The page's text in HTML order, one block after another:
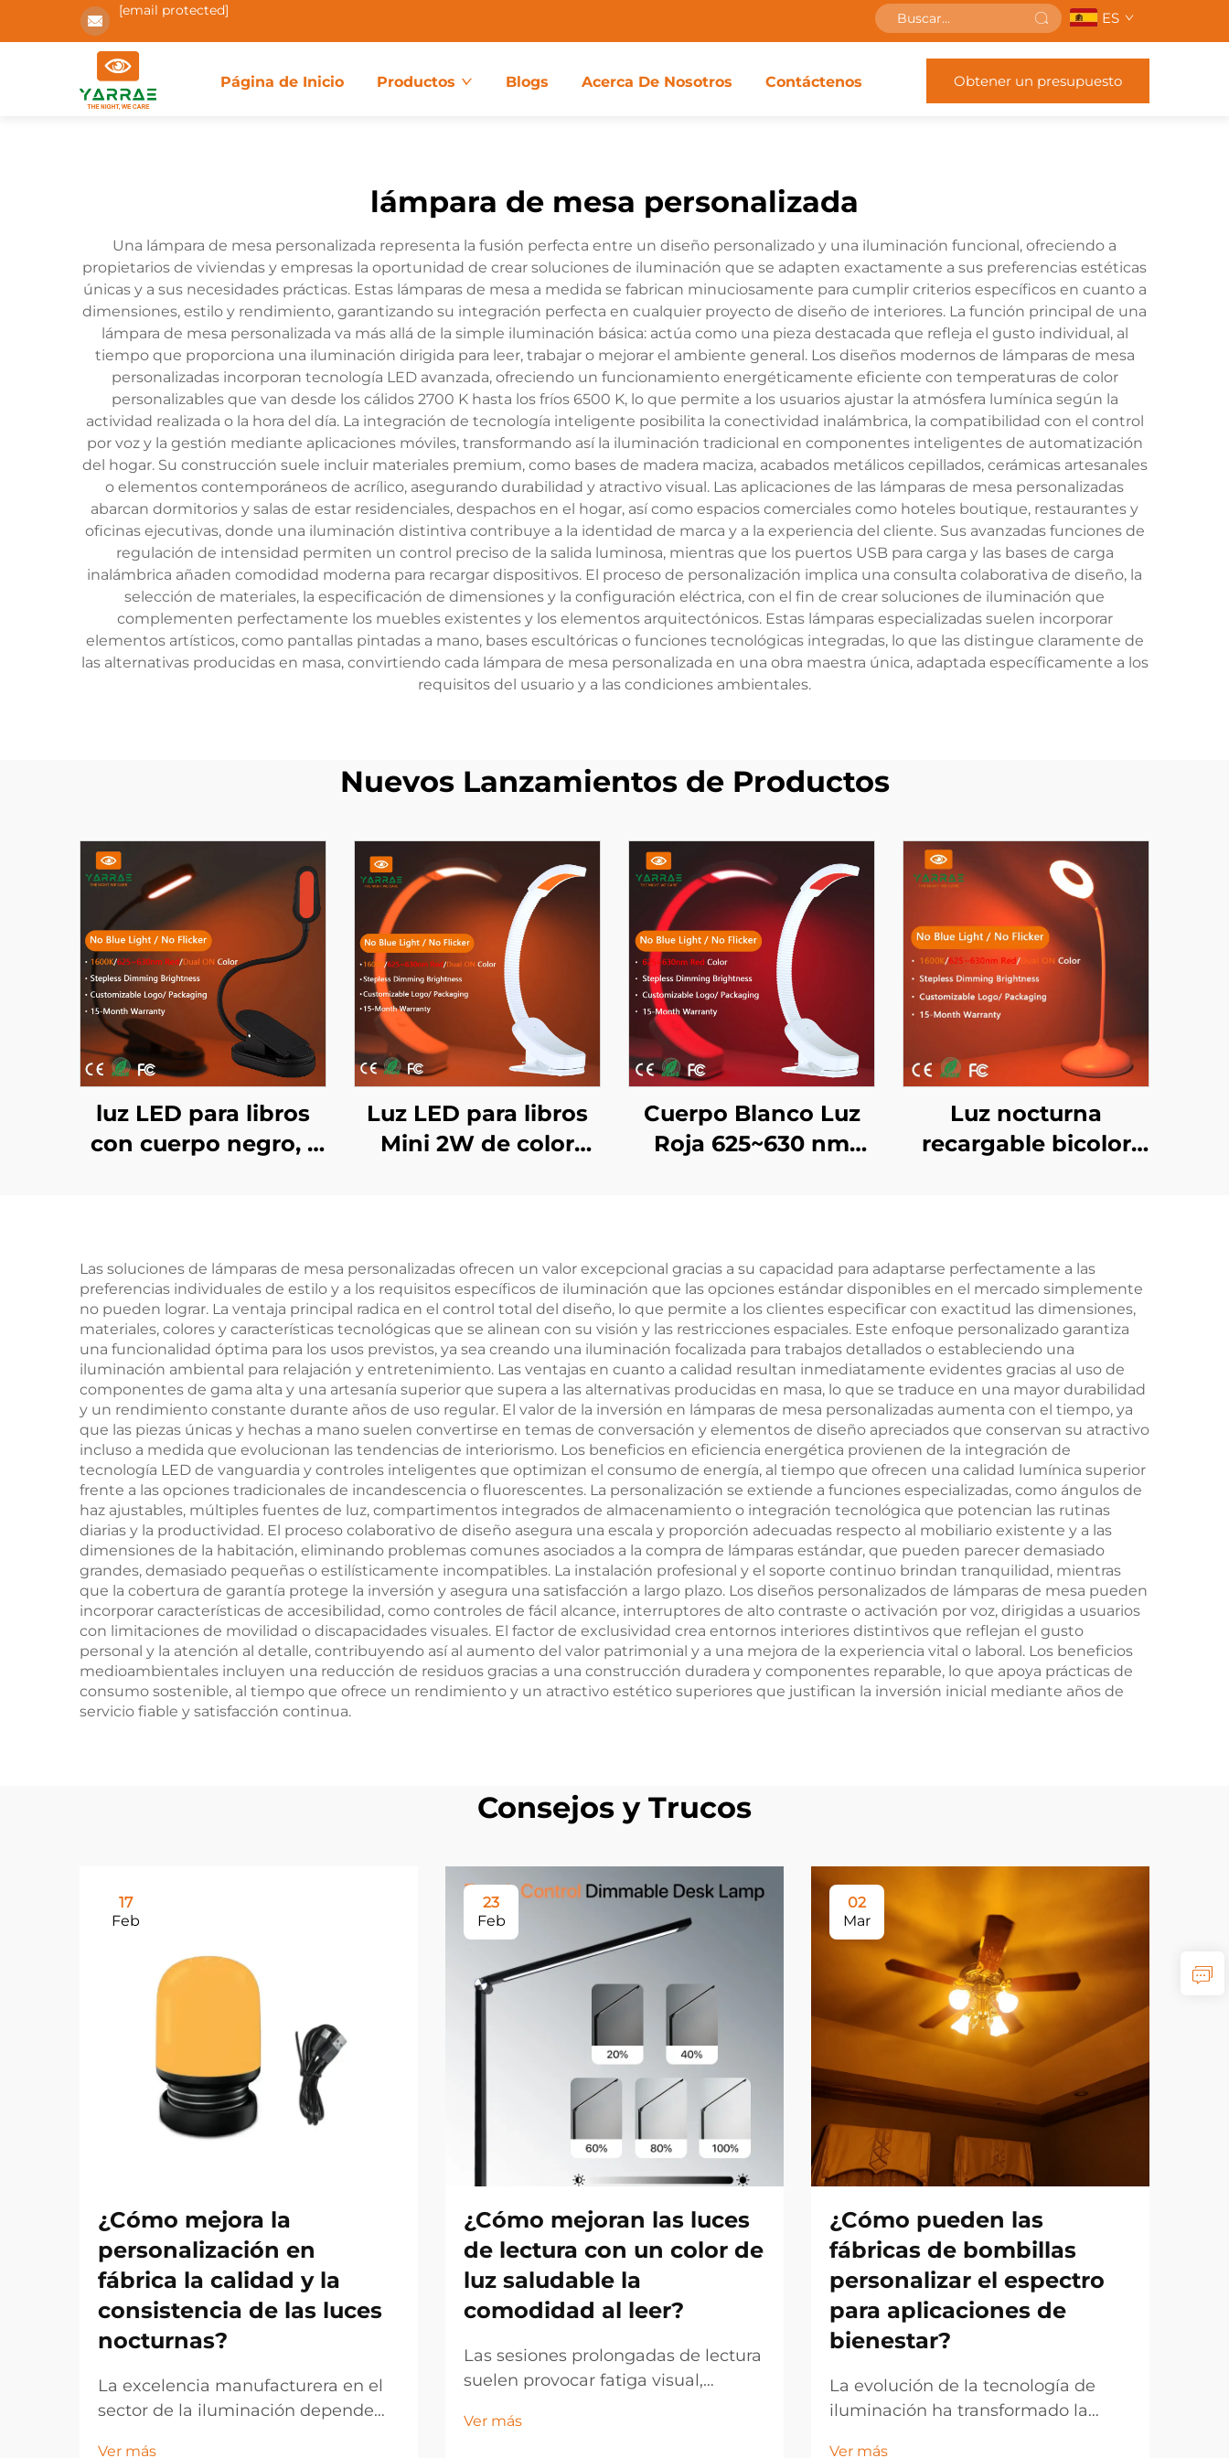
[email protected] ES
Página de Inicio Productos Blogs Acerca De Nosotros Contáctenos Obtener un presupuesto
lámpara de mesa personalizada
Una lámpara de mesa personalizada representa la fusión perfecta entre un diseño personalizado y una iluminación funcional, ofreciendo a
propietarios de viviendas y empresas la oportunidad de crear soluciones de iluminación que se adapten exactamente a sus preferencias estéticas
únicas y a sus necesidades prácticas. Estas lámparas de mesa a medida se fabrican minuciosamente para cumplir criterios específicos en cuanto a
dimensiones, estilo y rendimiento, garantizando su integración perfecta en cualquier proyecto de diseño de interiores. La función principal de una
lámpara de mesa personalizada va más allá de la simple iluminación básica: actúa como una pieza destacada que refleja el gusto individual, al
tiempo que proporciona una iluminación dirigida para leer, trabajar o mejorar el ambiente general. Los diseños modernos de lámparas de mesa
personalizadas incorporan tecnología LED avanzada, ofreciendo un funcionamiento energéticamente eficiente con temperaturas de color
personalizables que van desde los cálidos 2700 K hasta los fríos 6500 K, lo que permite a los usuarios ajustar la atmósfera lumínica según la
actividad realizada o la hora del día. La integración de tecnología inteligente posibilita la conectividad inalámbrica, la compatibilidad con el control
por voz y la gestión mediante aplicaciones móviles, transformando así la iluminación tradicional en componentes inteligentes de automatización
del hogar. Su construcción suele incluir materiales premium, como bases de madera maciza, acabados metálicos cepillados, cerámicas artesanales
o elementos contemporáneos de acrílico, asegurando durabilidad y atractivo visual. Las aplicaciones de las lámparas de mesa personalizadas
abarcan dormitorios y salas de estar residenciales, despachos en el hogar, así como espacios comerciales como hoteles boutique, restaurantes y
oficinas ejecutivas, donde una iluminación distintiva contribuye a la identidad de marca y a la experiencia del cliente. Sus avanzadas funciones de
regulación de intensidad permiten un control preciso de la salida luminosa, mientras que los puertos USB para carga y las bases de carga
inalámbrica añaden comodidad moderna para recargar dispositivos. El proceso de personalización implica una consulta colaborativa de diseño, la
selección de materiales, la especificación de dimensiones y la configuración eléctrica, con el fin de crear soluciones de iluminación que
complementen perfectamente los muebles existentes y los elementos arquitectónicos. Estas lámparas especializadas suelen incorporar
elementos artísticos, como pantallas pintadas a mano, bases escultóricas o funciones tecnológicas integradas, lo que las distingue claramente de
las alternativas producidas en masa, convirtiendo cada lámpara de mesa personalizada en una obra maestra única, adaptada específicamente a los
requisitos del usuario y a las condiciones ambientales.
Nuevos Lanzamientos de Productos
luz LED para libros
con cuerpo negro, 1
azul
Luz LED para libros
Mini 2W de color
cuerpo blanco
Cuerpo Blanco Luz
Roja 625~630 nm
de Brillo Batería de
800 mAh Duración
de 60 Horas Carga
Rápida en 1 Hora
Luz nocturna
recargable bicolor
intensidad continuo,
memoria y batería de
18 horas, tipo C
Las soluciones de lámparas de mesa personalizadas ofrecen un valor excepcional gracias a su capacidad para adaptarse perfectamente a las
preferencias individuales de estilo y a los requisitos específicos de iluminación que las opciones estándar disponibles en el mercado simplemente
no pueden lograr. La ventaja principal radica en el control total del diseño, lo que permite a los clientes especificar con exactitud las dimensiones,
materiales, colores y características tecnológicas que se alinean con su visión y las restricciones espaciales. Este enfoque personalizado garantiza
una funcionalidad óptima para los usos previstos, ya sea creando una iluminación focalizada para trabajos detallados o estableciendo una
iluminación ambiental para relajación y entretenimiento. Las ventajas en cuanto a calidad resultan inmediatamente evidentes gracias al uso de
componentes de gama alta y una artesanía superior que supera a las alternativas producidas en masa, lo que se traduce en una mayor durabilidad
y un rendimiento constante durante años de uso regular. El valor de la inversión en lámparas de mesa personalizadas aumenta con el tiempo, ya
que las piezas únicas y hechas a mano suelen convertirse en temas de conversación y elementos de diseño apreciados que conservan su atractivo
incluso a medida que evolucionan las tendencias de interiorismo. Los beneficios en eficiencia energética provienen de la integración de
tecnología LED de vanguardia y controles inteligentes que optimizan el consumo de energía, al tiempo que ofrecen una calidad lumínica superior
frente a las opciones tradicionales de incandescencia o fluorescentes. La personalización se extiende a funciones especializadas, como ángulos de
haz ajustables, múltiples fuentes de luz, compartimentos integrados de almacenamiento o integración tecnológica que potencian las rutinas
diarias y la productividad. El proceso colaborativo de diseño asegura una escala y proporción adecuadas respecto al mobiliario existente y a las
dimensiones de la habitación, eliminando problemas comunes asociados a la compra de lámparas estándar, que pueden parecer demasiado
grandes, demasiado pequeñas o estilísticamente incompatibles. La instalación profesional y el soporte continuo brindan tranquilidad, mientras
que la cobertura de garantía protege la inversión y asegura una satisfacción a largo plazo. Los diseños personalizados de lámparas de mesa pueden
incorporar características de accesibilidad, como controles de fácil alcance, interruptores de alto contraste o activación por voz, dirigidas a usuarios
con limitaciones de movilidad o discapacidades visuales. El factor de exclusividad crea entornos interiores distintivos que reflejan el gusto
personal y la atención al detalle, contribuyendo así al aumento del valor patrimonial y a una mejora de la experiencia vital o laboral. Los beneficios
medioambientales incluyen una reducción de residuos gracias a una construcción duradera y componentes reparable, lo que apoya prácticas de
consumo sostenible, al tiempo que ofrece un rendimiento y un atractivo estético superiores que justifican la inversión inicial mediante años de
servicio fiable y satisfacción continua.
Consejos y Trucos
17
Feb
¿Cómo mejora la
personalización en
fábrica la calidad y la
consistencia de las luces
nocturnas?
La excelencia manufacturera en el
sector de la iluminación depende
Ver más
23
Feb
¿Cómo mejoran las luces
de lectura con un color de
luz saludable la
comodidad al leer?
Las sesiones prolongadas de lectura
suelen provocar fatiga visual,
los lectores, especialmente cuando
Ver más
02
Mar
¿Cómo pueden las
fábricas de bombillas
personalizar el espectro
para aplicaciones de
bienestar?
La evolución de la tecnología de
iluminación ha transformado la
Ver más